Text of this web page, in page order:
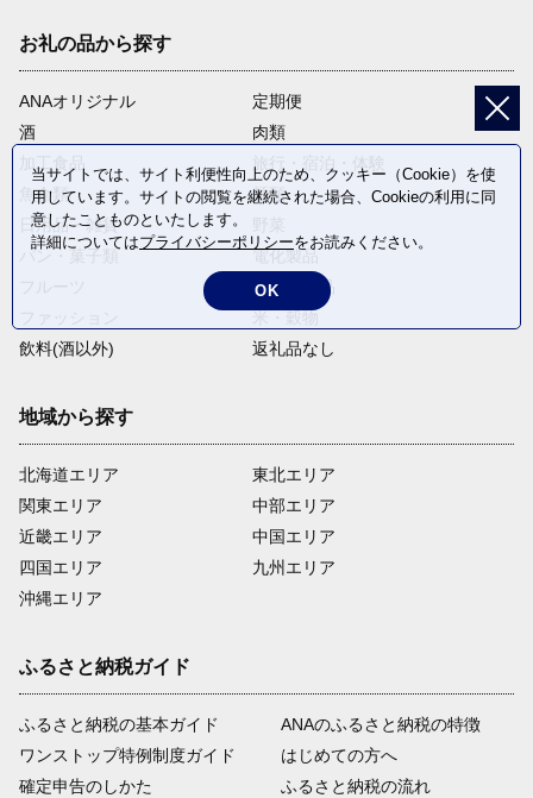
お礼の品から探す
ANAオリジナル
定期便
酒
肉類
加工食品
旅行・宿泊・体験
魚介類
麺類
日用品・雑貨
パン・菓子類
電化製品
卵・乳製品
飲料(酒以外)
返礼品なし
地域から探す
北海道エリア
関東エリア
近畿エリア
四国エリア
沖縄エリア
東北エリア
中部エリア
中国エリア
九州エリア
ふるさと納税ガイド
ふるさと納税の基本ガイド
ワンストップ特例制度ガイド
確定申告のしかた
ANAのふるさと納税の特徴
はじめての方へ
ふるさと納税の流れ
当サイトでは、サイト利便性向上のため、クッキー（Cookie）を使
用しています。サイトの閲覧を継続された場合、Cookieの利用に同
意したことものといたします。
詳細についてはプライバシーポリシーをお読みください。
OK